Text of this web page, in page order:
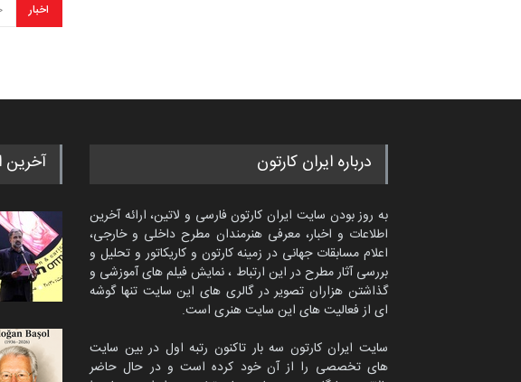
اخبار
درباره ایران کارتون
به روز بودن سایت ایران کارتون فارسی و لاتین، ارائه آخرین
اطلاعات و اخبار، معرفی هنرمندان مطرح داخلی و خارجی،
اعلام مسابقات جهانی در زمینه کارتون و کاریکاتور و تحلیل و
بررسی آثار مطرح در این ارتباط ، نمایش فیلم های آموزشی و
گذاشتن هزاران تصویر در گالری های این سایت تنها گوشه
ای از فعالیت های این سایت هنری است.
سایت ایران کارتون سه بار تاکنون رتبه اول در بین سایت
های تخصصی را از آن خود کرده است و در حال حاضر
آخرین